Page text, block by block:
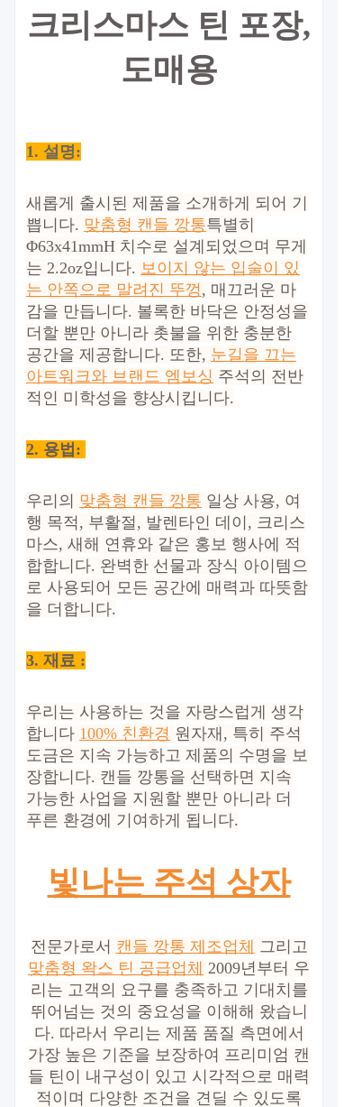
크리스마스 틴 포장,
도매용
1. 설명:
새롭게 출시된 제품을 소개하게 되어 기
쁩니다. 맞춤형 캔들 깡통특별히
Φ63x41mmH 치수로 설계되었으며 무게
는 2.2oz입니다. 보이지 않는 입술이 있
는 안쪽으로 말려진 뚜껑, 매끄러운 마
감을 만듭니다. 볼록한 바닥은 안정성을
더할 뿐만 아니라 촛불을 위한 충분한
공간을 제공합니다. 또한, 눈길을 끄는
아트워크와 브랜드 엠보싱 주석의 전반
적인 미학성을 향상시킵니다.
2. 용법:
우리의 맞춤형 캔들 깡통 일상 사용, 여
행 목적, 부활절, 발렌타인 데이, 크리스
마스, 새해 연휴와 같은 홍보 행사에 적
합합니다. 완벽한 선물과 장식 아이템으
로 사용되어 모든 공간에 매력과 따뜻함
을 더합니다.
3. 재료 :
우리는 사용하는 것을 자랑스럽게 생각
합니다 100% 친환경 원자재, 특히 주석
도금은 지속 가능하고 제품의 수명을 보
장합니다. 캔들 깡통을 선택하면 지속
가능한 사업을 지원할 뿐만 아니라 더
푸른 환경에 기여하게 됩니다.
빛나는 주석 상자
전문가로서 캔들 깡통 제조업체
그리고
맞춤형 왁스 틴 공급업체 2009년부터 우
리는 고객의 요구를 충족하고 기대치를
뛰어넘는 것의 중요성을 이해해 왔습니
다. 따라서 우리는 제품 품질 측면에서
가장 높은 기준을 보장하여 프리미엄 캔
들 틴이 내구성이 있고 시각적으로 매력
적이며 다양한 조건을 견딜 수 있도록